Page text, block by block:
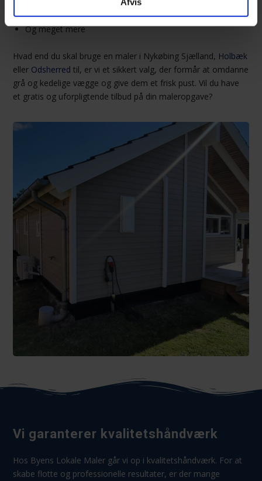
Og meget mere
Hvad end du skal bruge en maler i Nykøbing Sjælland, Holbæk
eller Odsherred til, er vi et sikkert valg, der formår at omdanne
grå og kedelige vægge og give dem et frisk pust. Vil du have
et gratis og uforpligtende tilbud på din maleropgave?
Vi garanterer kvalitetshåndværk
Hos Byens Lokale Maler går vi op i kvalitetshåndværk. For at
skabe flotte og professionelle resultater, er der mange